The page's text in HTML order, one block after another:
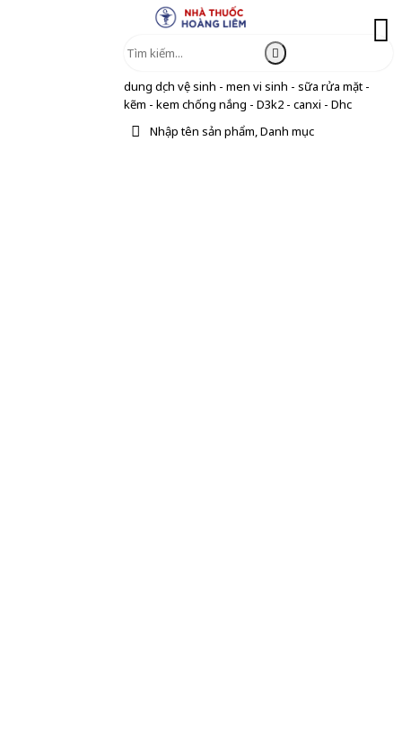
dung dịch vệ sinh - men vi sinh - sữa rửa mặt -
kẽm - kem chống nắng - D3k2 - canxi - Dhc
Nhập tên sản phẩm, Danh mục